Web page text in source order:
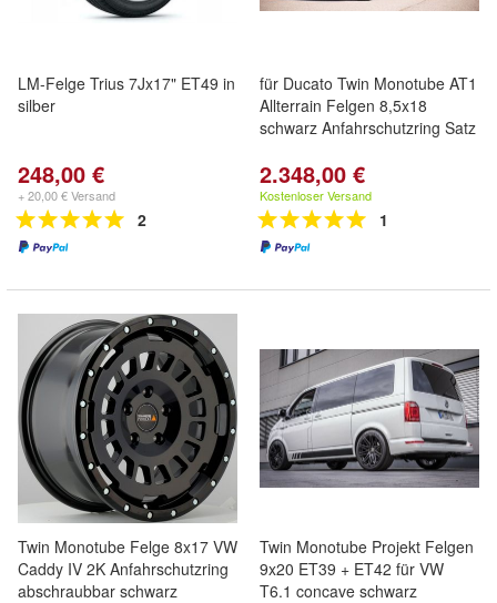
LM-Felge Trius 7Jx17" ET49 in
silber
248,00 €
+ 20,00 € Versand
2
für Ducato Twin Monotube AT1
Allterrain Felgen 8,5x18
schwarz Anfahrschutzring Satz
2.348,00 €
Kostenloser Versand
1
Twin Monotube Felge 8x17 VW
Caddy IV 2K Anfahrschutzring
abschraubbar schwarz
Twin Monotube Projekt Felgen
9x20 ET39 + ET42 für VW
T6.1 concave schwarz